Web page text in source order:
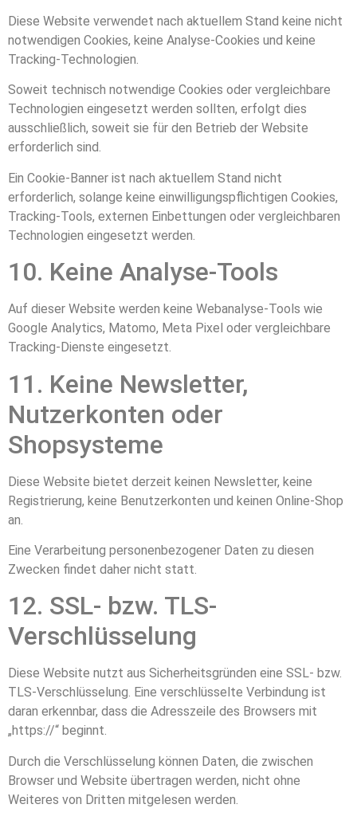
Diese Website verwendet nach aktuellem Stand keine nicht
notwendigen Cookies, keine Analyse-Cookies und keine
Tracking-Technologien.
Soweit technisch notwendige Cookies oder vergleichbare
Technologien eingesetzt werden sollten, erfolgt dies
ausschließlich, soweit sie für den Betrieb der Website
erforderlich sind.
Ein Cookie-Banner ist nach aktuellem Stand nicht
erforderlich, solange keine einwilligungspflichtigen Cookies,
Tracking-Tools, externen Einbettungen oder vergleichbaren
Technologien eingesetzt werden.
10. Keine Analyse-Tools
Auf dieser Website werden keine Webanalyse-Tools wie
Google Analytics, Matomo, Meta Pixel oder vergleichbare
Tracking-Dienste eingesetzt.
11. Keine Newsletter,
Nutzerkonten oder
Shopsysteme
Diese Website bietet derzeit keinen Newsletter, keine
Registrierung, keine Benutzerkonten und keinen Online-Shop
an.
Eine Verarbeitung personenbezogener Daten zu diesen
Zwecken findet daher nicht statt.
12. SSL- bzw. TLS-
Verschlüsselung
Diese Website nutzt aus Sicherheitsgründen eine SSL- bzw.
TLS-Verschlüsselung. Eine verschlüsselte Verbindung ist
daran erkennbar, dass die Adresszeile des Browsers mit
„https://“ beginnt.
Durch die Verschlüsselung können Daten, die zwischen
Browser und Website übertragen werden, nicht ohne
Weiteres von Dritten mitgelesen werden.